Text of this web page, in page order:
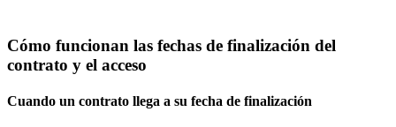
Cómo funcionan las fechas de finalización del
contrato y el acceso
Cuando un contrato llega a su fecha de finalización